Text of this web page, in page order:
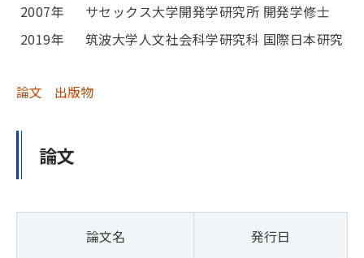
2007年
サセックス大学開発学研究所 開発学修士
2019年
筑波大学人文社会科学研究科 国際日本研究
論文 出版物
論文
論文名 発行日